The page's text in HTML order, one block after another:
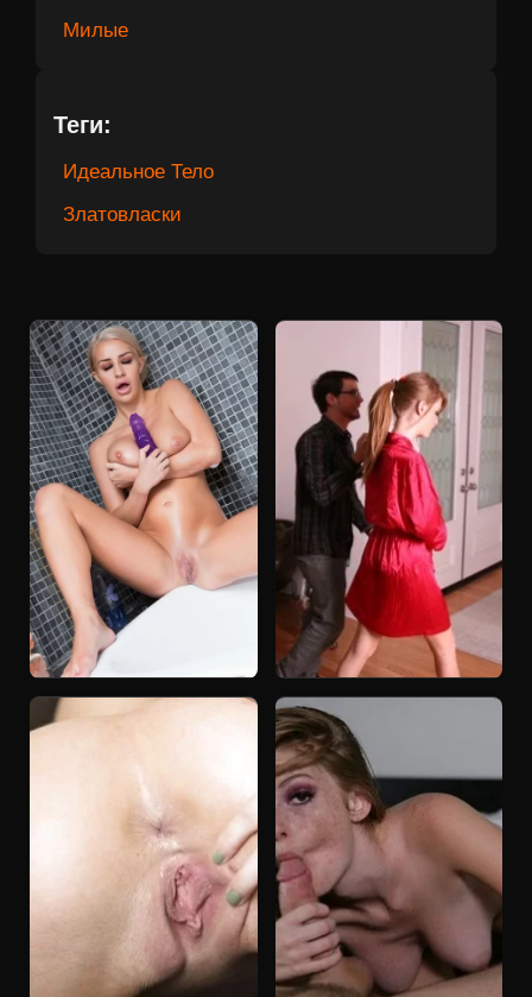
Милые
Теги:
Идеальное Тело
Златовласки